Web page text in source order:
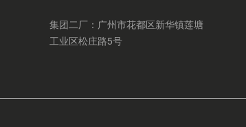
集团二厂：广州市花都区新华镇莲塘
工业区松庄路5号